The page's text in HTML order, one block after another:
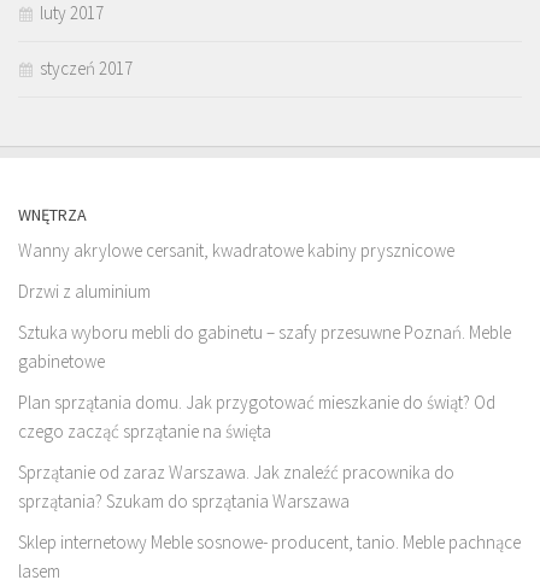
luty 2017
styczeń 2017
WNĘTRZA
Wanny akrylowe cersanit, kwadratowe kabiny prysznicowe
Drzwi z aluminium
Sztuka wyboru mebli do gabinetu – szafy przesuwne Poznań. Meble
gabinetowe
Plan sprzątania domu. Jak przygotować mieszkanie do świąt? Od
czego zacząć sprzątanie na święta
Sprzątanie od zaraz Warszawa. Jak znaleźć pracownika do
sprzątania? Szukam do sprzątania Warszawa
Sklep internetowy Meble sosnowe- producent, tanio. Meble pachnące
lasem